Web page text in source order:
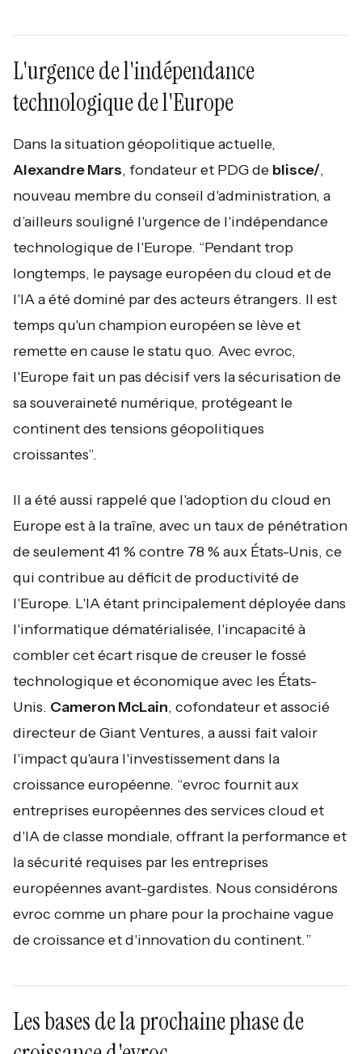
L'urgence de l'indépendance
technologique de l'Europe
Dans la situation géopolitique actuelle,
Alexandre Mars, fondateur et PDG de blisce/,
nouveau membre du conseil d'administration, a
d’ailleurs souligné l'urgence de l'indépendance
technologique de l'Europe. “Pendant trop
longtemps, le paysage européen du cloud et de
l'IA a été dominé par des acteurs étrangers. Il est
temps qu'un champion européen se lève et
remette en cause le statu quo. Avec evroc,
l'Europe fait un pas décisif vers la sécurisation de
sa souveraineté numérique, protégeant le
continent des tensions géopolitiques
croissantes”.
Il a été aussi rappelé que l'adoption du cloud en
Europe est à la traîne, avec un taux de pénétration
de seulement 41 % contre 78 % aux États-Unis, ce
qui contribue au déficit de productivité de
l'Europe. L'IA étant principalement déployée dans
l'informatique dématérialisée, l'incapacité à
combler cet écart risque de creuser le fossé
technologique et économique avec les États-
Unis. Cameron McLain, cofondateur et associé
directeur de Giant Ventures, a aussi fait valoir
l'impact qu'aura l'investissement dans la
croissance européenne. “evroc fournit aux
entreprises européennes des services cloud et
d'IA de classe mondiale, offrant la performance et
la sécurité requises par les entreprises
européennes avant-gardistes. Nous considérons
evroc comme un phare pour la prochaine vague
de croissance et d'innovation du continent.”
Les bases de la prochaine phase de